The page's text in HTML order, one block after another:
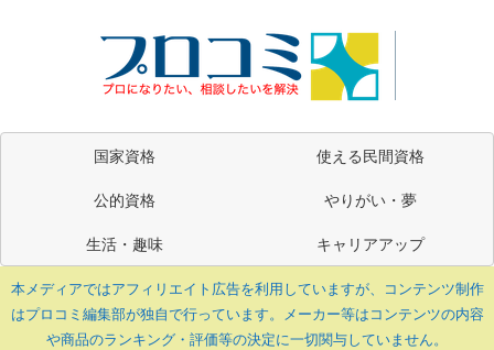
国家資格
使える民間資格
公的資格
やりがい・夢
生活・趣味
キャリアアップ
本メディアではアフィリエイト広告を利用していますが、コンテンツ制作
はプロコミ編集部が独自で行っています。メーカー等はコンテンツの内容
や商品のランキング・評価等の決定に一切関与していません。